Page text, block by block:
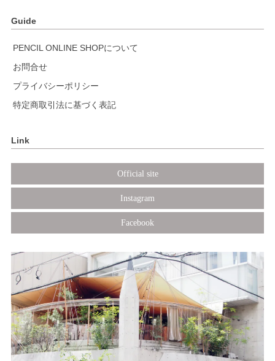
Guide
PENCIL ONLINE SHOPについて
お問合せ
プライバシーポリシー
特定商取引法に基づく表記
Link
Official site
Instagram
Facebook